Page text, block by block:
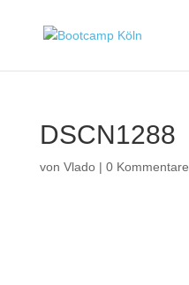
DSCN1288
von Vlado| 0 Kommentare